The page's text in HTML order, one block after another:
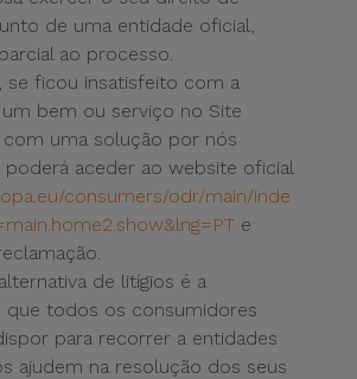
de uma entidade oficial,
ao processo.
se ficou insatisfeito com a
bem ou serviço no Site
com uma solução por nós
poderá aceder ao website oficial
consumers/odr/main/inde
e
de litígios é a
que todos os consumidores
para recorrer a entidades
ajudem na resolução dos seus